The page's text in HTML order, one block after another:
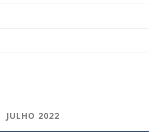
JULHO 2022